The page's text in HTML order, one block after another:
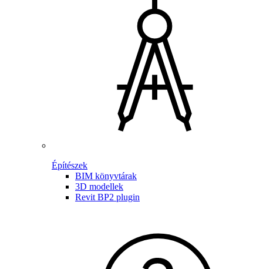
Építészek
BIM könyvtárak
3D modellek
Revit BP2 plugin